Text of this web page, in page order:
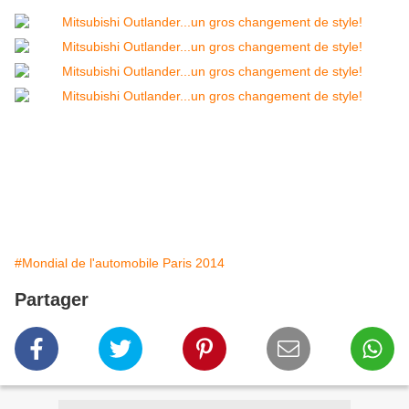
#Mondial de l'automobile Paris 2014
Partager